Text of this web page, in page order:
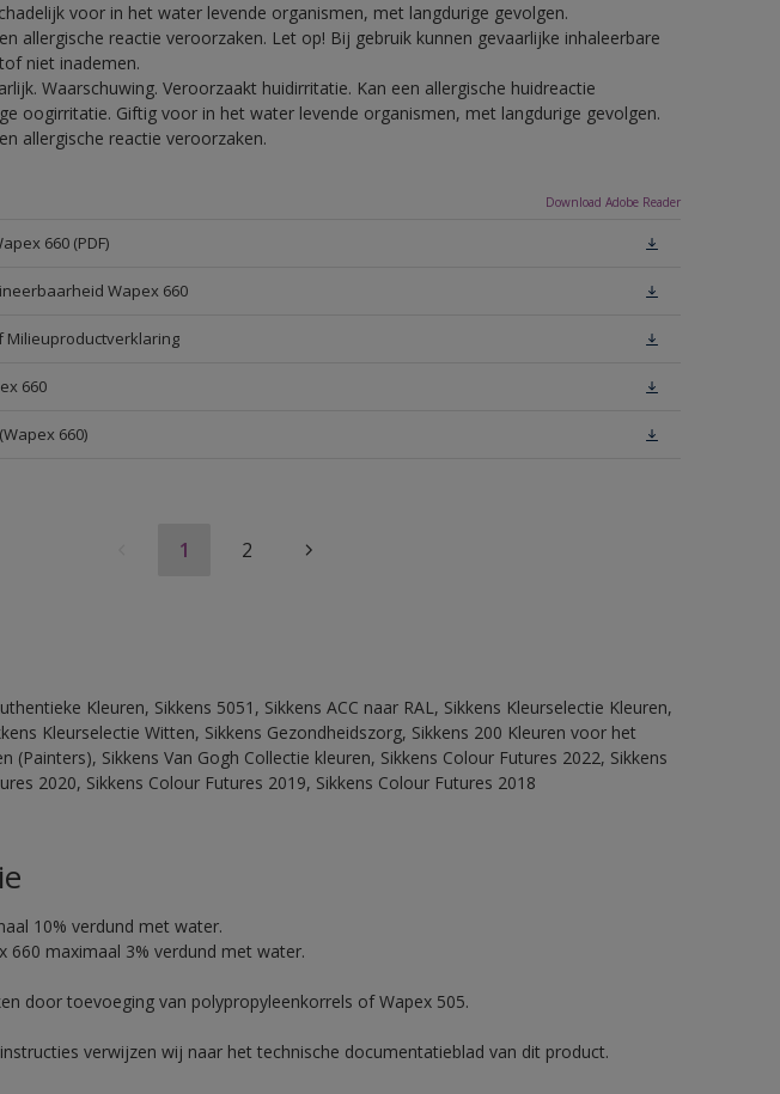
voor in het water levende organismen, met langdurige gevolgen.
allergische reactie veroorzaken. Let op! Bij gebruik kunnen gevaarlijke inhaleerbare
niet inademen.
Waarschuwing. Veroorzaakt huidirritatie. Kan een allergische huidreactie
oogirritatie. Giftig voor in het water levende organismen, met langdurige gevolgen.
allergische reactie veroorzaken.
Download Adobe Reader
660 (PDF)
Wapex 660
Milieuproductverklaring
660
660)
1 2
Kleuren, Sikkens 5051, Sikkens ACC naar RAL, Sikkens Kleurselectie Kleuren,
Kleurselectie Witten, Sikkens Gezondheidszorg, Sikkens 200 Kleuren voor het
(Painters), Sikkens Van Gogh Collectie kleuren, Sikkens Colour Futures 2022, Sikkens
2020, Sikkens Colour Futures 2019, Sikkens Colour Futures 2018
10% verdund met water.
660 maximaal 3% verdund met water.
door toevoeging van polypropyleenkorrels of Wapex 505.
verwijzen wij naar het technische documentatieblad van dit product.